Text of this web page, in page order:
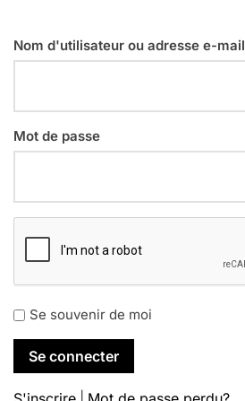
Nom d'utilisateur ou adresse e-mail
Mot de passe
Se souvenir de moi